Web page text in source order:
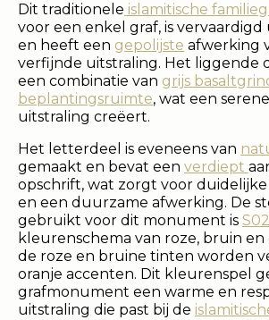
Dit traditionele islamitische
voor een enkel graf, is vervaardigd
en heeft een gepolijste afwerking
verfijnde uitstraling. Het liggende
een combinatie van grijs
beplantingsruimte, wat een
uitstraling creëert.
Het letterdeel is eveneens van
gemaakt en bevat een verdiept
opschrift, wat zorgt voor duidelijke
en een duurzame afwerking. De
gebruikt voor dit monument is
kleurenschema van roze, bruin en
de roze en bruine tinten worden
oranje accenten. Dit kleurenspel
grafmonument een warme en
uitstraling die past bij de